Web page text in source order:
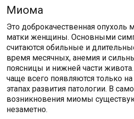
Миома
Это доброкачественная опухоль
матки женщины. Основными
считаются обильные и
время месячных, анемия и
поясницы и нижней части
чаще всего появляются только
этапах развития патологии. В
возникновения миомы
незаметно.